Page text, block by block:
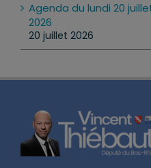
Agenda du lundi 20
2026
20 juillet 2026